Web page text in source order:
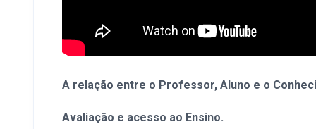
A relação entre o Professor, Aluno e o
Avaliação e acesso ao Ensino.